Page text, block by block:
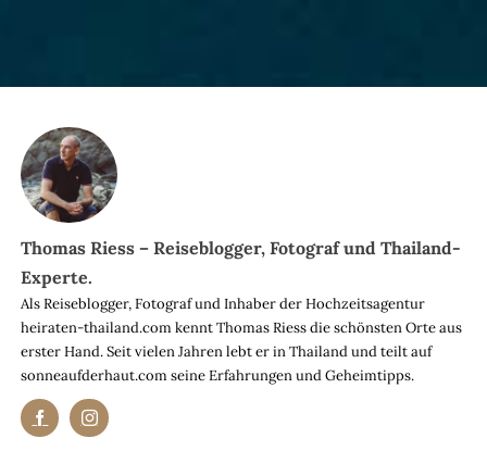
Thomas Riess – Reiseblogger, Fotograf und Thailand-
Experte.
Als Reiseblogger, Fotograf und Inhaber der Hochzeitsagentur
heiraten-thailand.com kennt Thomas Riess die schönsten Orte aus
erster Hand. Seit vielen Jahren lebt er in Thailand und teilt auf
sonneaufderhaut.com seine Erfahrungen und Geheimtipps.